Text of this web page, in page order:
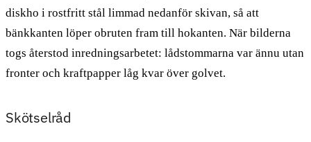
diskho i rostfritt stål limmad nedanför skivan, så att
bänkkanten löper obruten fram till hokanten. När bilderna
togs återstod inredningsarbetet: lådstommarna var ännu utan
fronter och kraftpapper låg kvar över golvet.
Skötselråd